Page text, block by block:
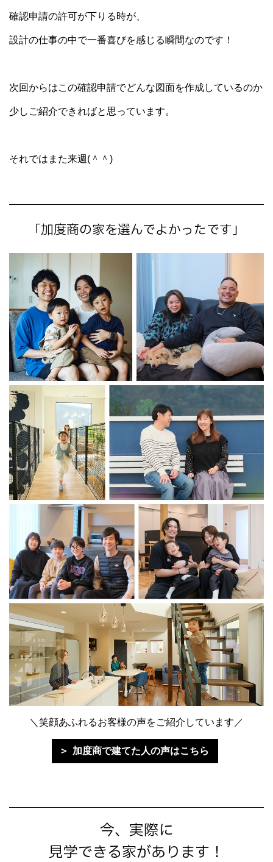
確認申請の許可が下りる時が、
設計の仕事の中で一番喜びを感じる瞬間なのです！
次回からはこの確認申請でどんな図面を作成しているのか
少しご紹介できればと思っています。
それではまた来週(＾＾)
「加度商の家を選んでよかったです」
＼笑顔あふれるお客様の声をご紹介しています／
加度商で建てた人の声はこちら
今、実際に
見学できる家があります！